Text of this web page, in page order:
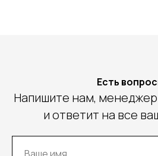
Есть
Напишите нам,
и ответит на все